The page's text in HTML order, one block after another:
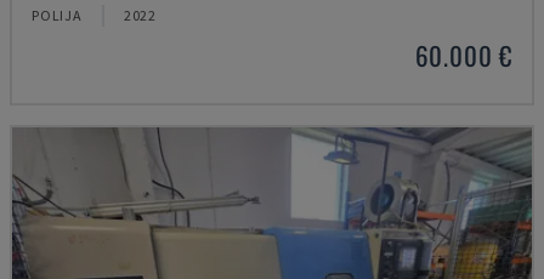
POLIJA 2022
60.000 €